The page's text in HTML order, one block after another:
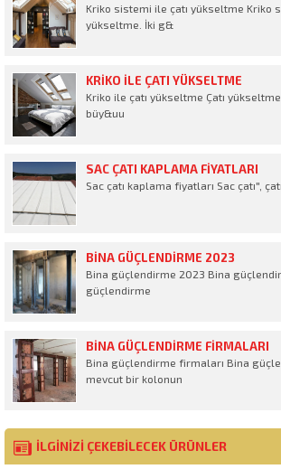
Kriko sistemi ile çatı yükseltme Kriko
yükseltme. İki g&
KRIKO ILE ÇATI YÜKSELTME
Kriko ile çatı yükseltme Çatı
büy&uu
SAC ÇATI KAPLAMA FIYATLARI
Sac çatı kaplama fiyatları Sac çatı",
BINA GÜÇLENDIRME 2023
Bina güçlendirme 2023 Bina
güçlendirme
BINA GÜÇLENDIRME FIRMALARI
Bina güçlendirme firmaları Bina
mevcut bir kolonun
İLGİNİZİ ÇEKEBİLECEK ÜRÜNLER